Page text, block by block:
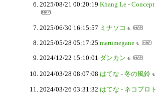
2025/08/21 00:20:19 Khang Le - Concept
2025/06/30 16:15:57 ミナソコ
2025/05/28 05:17:25 marumegane
2024/12/22 15:10:01 ダンカン
2024/03/28 08:07:08 はてな - 冬の風鈴
2024/03/26 03:31:32 はてな - ネコプロ